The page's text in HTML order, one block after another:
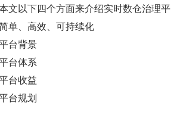
文以下四个方面来介绍实时数仓治理平
单、高效、可持续化
台背景
台体系
台收益
台规划